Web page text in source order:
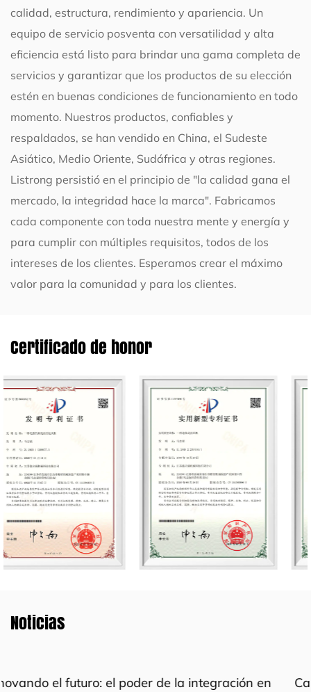
calidad, estructura, rendimiento y apariencia. Un
equipo de servicio posventa con versatilidad y alta
eficiencia está listo para brindar una gama completa de
servicios y garantizar que los productos de su elección
estén en buenas condiciones de funcionamiento en todo
momento. Nuestros productos, confiables y
respaldados, se han vendido en China, el Sudeste
Asiático, Medio Oriente, Sudáfrica y otras regiones.
Listrong persistió en el principio de "la calidad gana el
mercado, la integridad hace la marca". Fabricamos
cada componente con toda nuestra mente y energía y
para cumplir con múltiples requisitos, todos de los
intereses de los clientes. Esperamos crear el máximo
valor para la comunidad y para los clientes.
Certificado de honor
Noticias
en
Calidad de fabricación: tecnología